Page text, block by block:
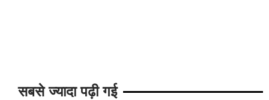
सबसे ज्यादा पढ़ी गई